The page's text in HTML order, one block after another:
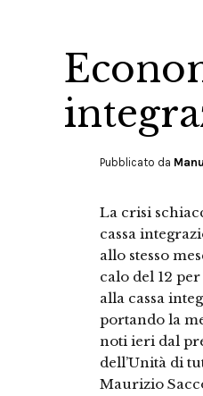
Pubblicato da
La crisi
cassa
allo stesso
calo del 12
alla cassa
portando la
noti ieri dal
dell’Unità di
Maurizio